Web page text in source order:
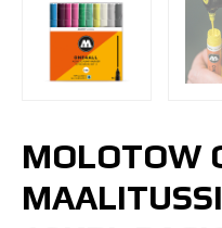
MOLOTOW